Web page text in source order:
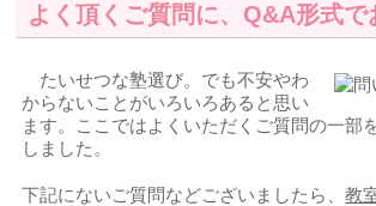
よく頂くご質問に、Q&A形式で
たいせつな塾選び。でも不安やわ
からないことがいろいろあると思い
ます。ここではよくいただくご質問の一部
しました。
下記にないご質問などございましたら、教